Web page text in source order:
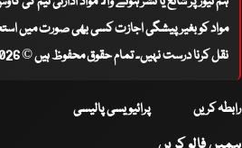
مواد کو بغیر پیشگی اجازت کسی بھی صورت میں
نقل کرنا درست نہیں۔ تمام حقوق محفوظ ہیں © 2026
رابطہ کریں پرائیویسی پالیسی